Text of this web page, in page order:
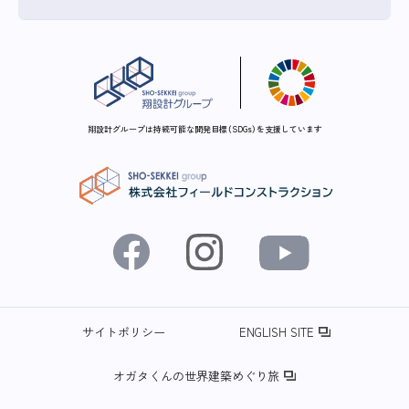
翔設計グループは持続可能な開発目標（SDGs）を支援しています
サイトポリシー ENGLISH SITE
オガタくんの世界建築めぐり旅